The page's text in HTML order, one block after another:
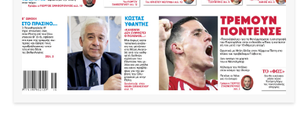
Πολιτισμός
Τραγούδια
Cine Spot
Running
Πρόγραμμα TV
Ιωνικός Κηφισιά Πανσερραϊκός